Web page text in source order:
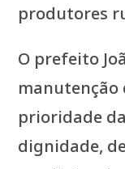
produtores
O prefeito
manutenção
prioridade
dignidade,